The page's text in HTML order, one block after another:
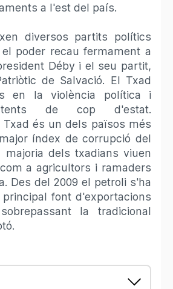
a l'est del país.
diversos partits polítics
poder recau fermament a
Déby i el seu partit,
de Salvació. El Txad
en la violència política i
de cop d'estat.
és un dels països més
índex de corrupció del
majoria dels txadians viuen
a agricultors i ramaders
Des del 2009 el petroli s'ha
font d'exportacions
la tradicional